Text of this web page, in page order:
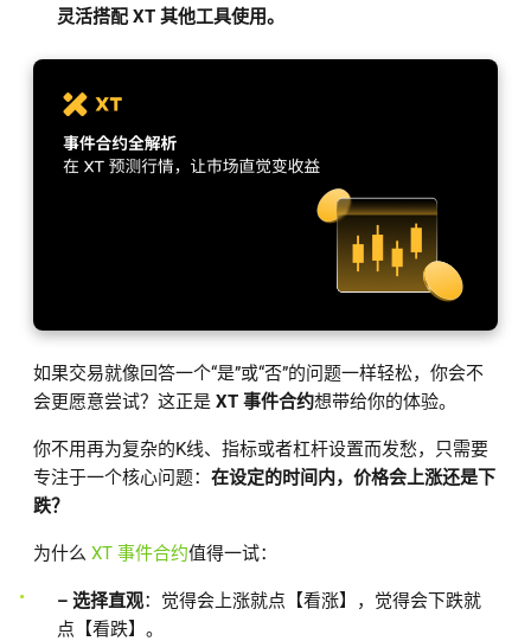
灵活搭配 XT 其他工具使用。
如果交易就像回答一个“是”或“否”的问题一样轻松，你会不
会更愿意尝试？这正是 XT 事件合约想带给你的体验。
你不用再为复杂的K线、指标或者杠杆设置而发愁，只需要
专注于一个核心问题： 在设定的时间内，价格会上涨还是下
跌？
为什么 XT 事件合约值得一试：
– 选择直观：觉得会上涨就点【看涨】，觉得会下跌就
点【看跌】。